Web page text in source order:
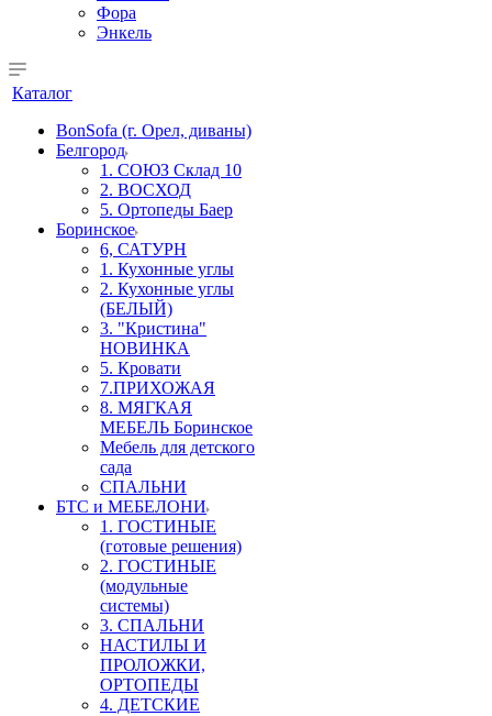
Фора
Энкель
Каталог
BonSofa (г. Орел, диваны)
Белгород
1. СОЮЗ Склад 10
2. ВОСХОД
5. Ортопеды Баер
Боринское
6, САТУРН
1. Кухонные углы
2. Кухонные углы
(БЕЛЫЙ)
3. "Кристина"
НОВИНКА
5. Кровати
7.ПРИХОЖАЯ
8. МЯГКАЯ
МЕБЕЛЬ Боринское
Мебель для детского
сада
СПАЛЬНИ
БТС и МЕБЕЛОНИ
1. ГОСТИНЫЕ
(готовые решения)
2. ГОСТИНЫЕ
(модульные
системы)
3. СПАЛЬНИ
НАСТИЛЫ И
ПРОЛОЖКИ,
ОРТОПЕДЫ
4. ДЕТСКИЕ